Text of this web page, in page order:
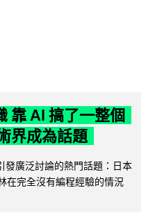
靠 AI 搞了一整個
界成為話題
發廣泛討論的熱門話題：日本
在完全沒有編程經驗的情況